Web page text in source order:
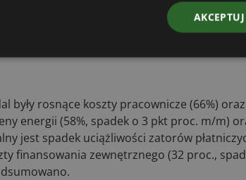
najniższe od twardego lockdownu
i wzrostu inwestycji w energetyczną
Minszewski.
rosnące koszty pracownicze (66%)
energii (58%, spadek o 3 pkt proc. m/m)
jest spadek uciążliwości zatorów
finansowania zewnętrznego (32 proc.,